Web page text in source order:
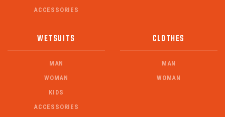
ACCESSORIES
WETSUITS
MAN
WOMAN
KIDS
ACCESSORIES
CLOTHES
MAN
WOMAN